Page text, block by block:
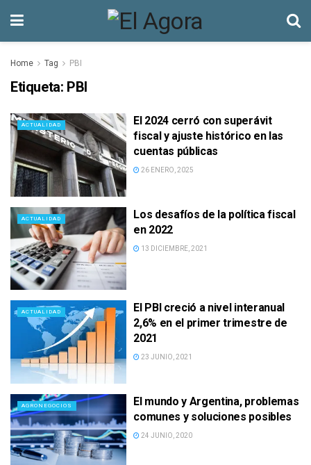
Home Tag PBI
Etiqueta: PBI
ACTUALIDAD
El 2024 cerró con superávit
fiscal y ajuste histórico en las
cuentas públicas
26 ENERO, 2025
ACTUALIDAD
Los desafíos de la política fiscal
en 2022
13 DICIEMBRE, 2021
ACTUALIDAD
El PBI creció a nivel interanual
2,6% en el primer trimestre de
2021
23 JUNIO, 2021
AGRONEGOCIOS
El mundo y Argentina, problemas
comunes y soluciones posibles
24 JUNIO, 2020